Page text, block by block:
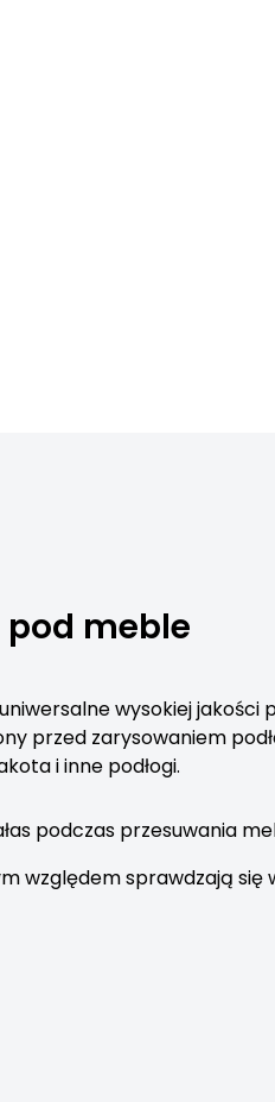
pod meble
wysokiej jakości
przed zarysowaniem
i inne podłogi.
podczas przesuwania
względem sprawdzają się